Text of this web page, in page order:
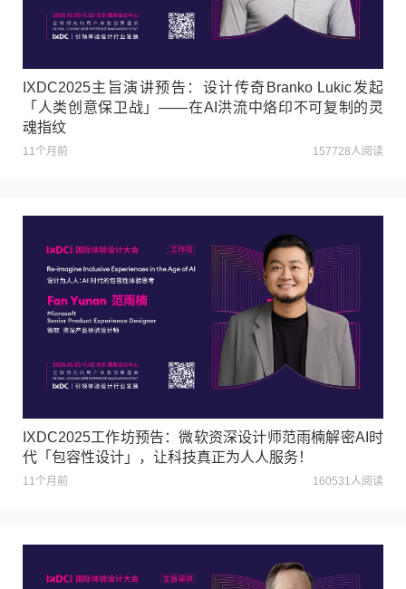
IXDC2025主旨演讲预告：设计传奇Branko Lukic发起
「人类创意保卫战」——在AI洪流中烙印不可复制的灵
魂指纹
11个月前 157728人阅读
IXDC2025工作坊预告：微软资深设计师范雨楠解密AI时
代「包容性设计」，让科技真正为人人服务！
11个月前 160531人阅读